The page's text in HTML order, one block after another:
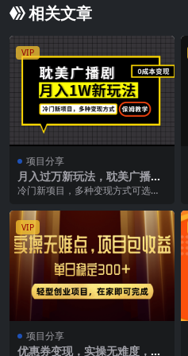
相关文章
VIP
项目分享
月入过万新玩法，耽美广播
剧，变现简单粗暴有手就会
冷门新项目，多种变现方式可选择
白看完立马可以实操...
VIP
项目分享
优惠券变现，实操无难度，单